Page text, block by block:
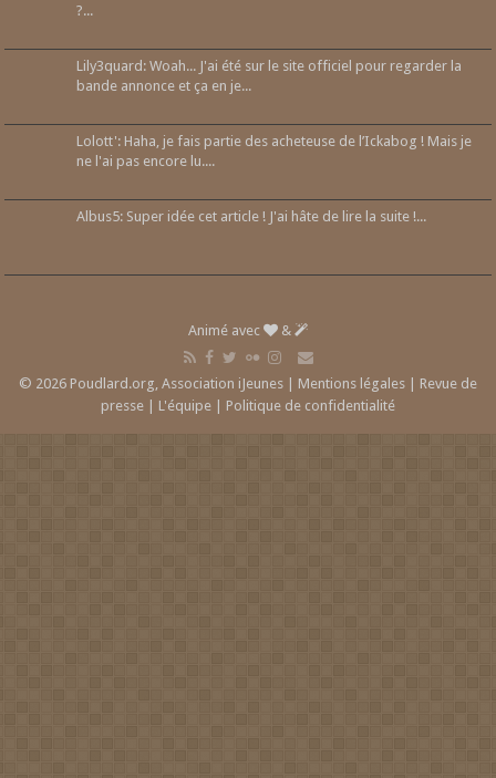
?...
Lily3quard: Woah... J'ai été sur le site officiel pour regarder la
bande annonce et ça en je...
Lolott': Haha, je fais partie des acheteuse de l’Ickabog ! Mais je
ne l'ai pas encore lu....
Albus5: Super idée cet article ! J'ai hâte de lire la suite !...
Animé avec &
© 2026 Poudlard.org, Association iJeunes | Mentions légales | Revue de
presse | L'équipe | Politique de confidentialité